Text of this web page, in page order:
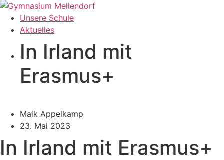
Zum
Inhalt
wechseln
Unsere Schule
Aktuelles
In Irland mit
Erasmus+
Maik Appelkamp
23. Mai 2023
In Irland mit Erasmus+